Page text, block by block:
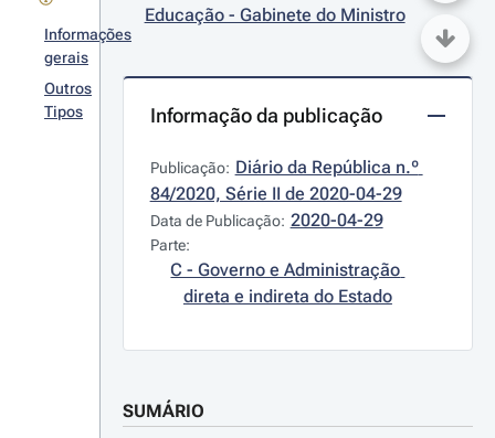
Informações
gerais
Outros
Tipos
Educação - Gabinete do Ministro
Informação da publicação
Publicação: Diário da República n.º
84/2020, Série II de 2020-04-29
Data de Publicação: 2020-04-29
Parte:
C - Governo e Administração
direta e indireta do Estado
SUMÁRIO